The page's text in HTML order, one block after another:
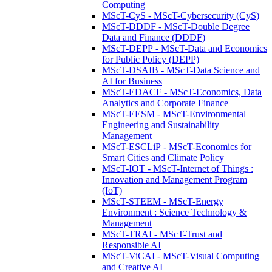
Computing
MScT-CyS - MScT-Cybersecurity (CyS)
MScT-DDDF - MScT-Double Degree
Data and Finance (DDDF)
MScT-DEPP - MScT-Data and Economics
for Public Policy (DEPP)
MScT-DSAIB - MScT-Data Science and
AI for Business
MScT-EDACF - MScT-Economics, Data
Analytics and Corporate Finance
MScT-EESM - MScT-Environmental
Engineering and Sustainability
Management
MScT-ESCLiP - MScT-Economics for
Smart Cities and Climate Policy
MScT-IOT - MScT-Internet of Things :
Innovation and Management Program
(IoT)
MScT-STEEM - MScT-Energy
Environment : Science Technology &
Management
MScT-TRAI - MScT-Trust and
Responsible AI
MScT-ViCAI - MScT-Visual Computing
and Creative AI